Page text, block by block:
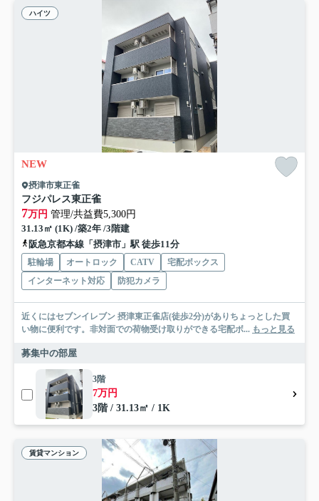
ハイツ
NEW
摂津市東正雀
フジパレス東正雀
7万円 管理/共益費5,300円
31.13㎡ (1K) /築2年 /3階建
阪急京都本線「摂津市」駅 徒歩11分
駐輪場 オートロック CATV
宅配ボックス
インターネット対応
防犯カメラ
近くにはセブンイレブン 摂津東正雀店(徒歩2分)がありちょっとした買
い物に便利です。非対面での荷物受け取りができる宅配ボ... もっと見る
募集中の部屋
3階
7万円
3階 / 31.13㎡ / 1K
賃貸マンション